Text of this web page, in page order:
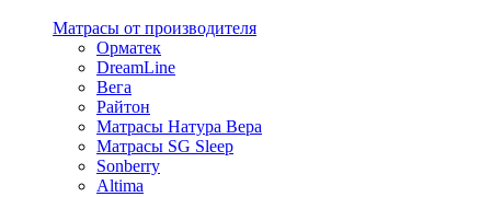
Матрасы от производителя
Орматек
DreamLine
Вега
Райтон
Матрасы Натура Вера
Матрасы SG Sleep
Sonberry
Altima